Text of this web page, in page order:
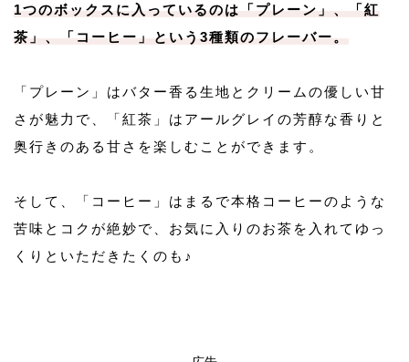
1つのボックスに入っているのは「プレーン」、「紅
茶」、「コーヒー」という3種類のフレーバー。
「プレーン」はバター香る生地とクリームの優しい甘
さが魅力で、「紅茶」はアールグレイの芳醇な香りと
奥行きのある甘さを楽しむことができます。
そして、「コーヒー」はまるで本格コーヒーのような
苦味とコクが絶妙で、お気に入りのお茶を入れてゆっ
くりといただきたくのも♪